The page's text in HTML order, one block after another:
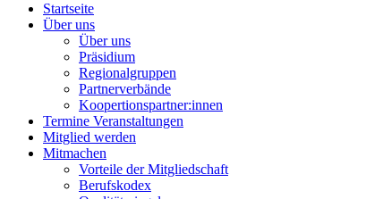
Startseite
Über uns
Über uns
Präsidium
Regionalgruppen
Partnerverbände
Koopertionspartner:innen
Termine Veranstaltungen
Mitglied werden
Mitmachen
Vorteile der Mitgliedschaft
Berufskodex